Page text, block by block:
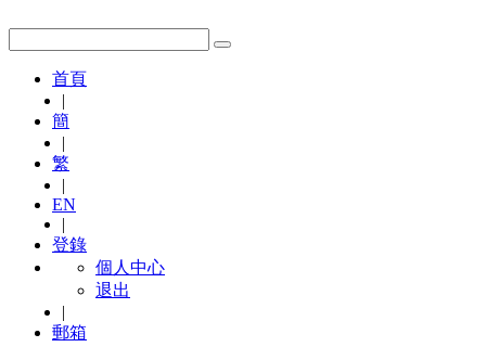
首頁
|
簡
|
繁
|
EN
|
登錄
個人中心
退出
|
郵箱